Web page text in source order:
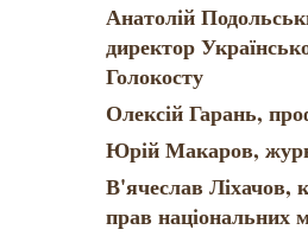
Анатолій
директор
Голокосту
Олексій Гарань,
Юрій Макаров,
В'ячеслав Ліхачов,
прав національних